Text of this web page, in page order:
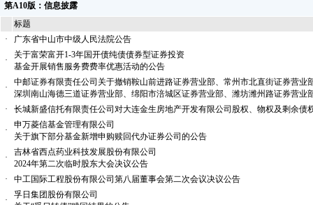
第A10版：信息披露
标题
·
广东省中山市中级人民法院公告
·
关于富荣富开1-3年国开债纯债债券型证券投资
基金开展销售服务费费率优惠活动的公告
·
中邮证券有限责任公司关于撤销鞍山前进路证券营业部、常州市北直街证券营业
深圳南山海德三道证券营业部、绵阳市涪城区证券营业部、潍坊潍州路证券营业
·
长城新盛信托有限责任公司对大连金生房地产开发有限公司股权、物权及剩余债
·
申万菱信基金管理有限公司
关于旗下部分基金新增申购赎回代办证券公司的公告
·
吉林省西点药业科技发展股份有限公司
2024年第二次临时股东大会决议公告
·
中工国际工程股份有限公司第八届董事会第二次会议决议公告
·
孚日集团股份有限公司